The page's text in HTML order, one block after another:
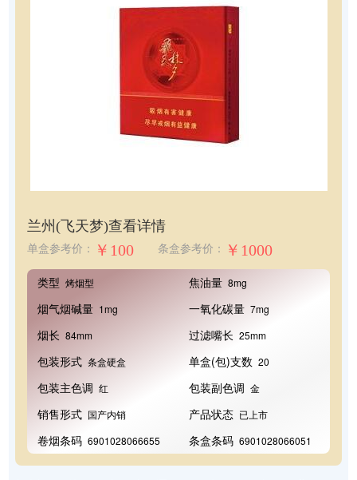
兰州(飞天梦)查看详情
单盒参考价： ￥100 条盒参考价： ￥1000
类型 烤烟型 焦油量 8mg
烟气烟碱量 1mg 一氧化碳量 7mg
烟长 84mm 过滤嘴长 25mm
包装形式 条盒硬盒 单盒(包)支数 20
包装主色调 红 包装副色调 金
销售形式 国产内销 产品状态 已上市
卷烟条码 6901028066655 条盒条码 6901028066051